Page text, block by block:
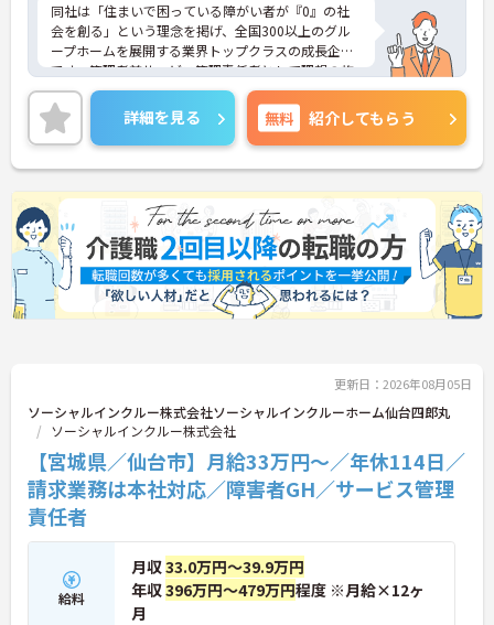
同社は「住まいで困っている障がい者が『0』の社
会を創る」という理念を掲げ、全国300以上のグル
ープホームを展開する業界トップクラスの成長企業
です。管理者兼サービス管理責任者として理想の施
設づくりを担うハイクラスポジションです。本求人
最大の強みは「兼任手当15万円」を含む月給47万円
以上の圧倒的な給与水準と、最新設備が完備された
クリーンな環境です。さらに、管理職の大きな負担
となる「請求・申請業務」を本社の専門部署が一括
対応するため、事務作業に追われることなく、スタ
ッフの採用・育成や個別支援計画の作成に専念でき
ます。年間休日114日、定年70歳という長期就労環
境のもと、プレイングマネージャーとしてご自身の
理想の施設を創り上げながら、将来の幹部候補とし
て大幅な収入アップを実現したい有資格者の方へお
すすめです。
るため、月給47万円台～のスタート！福祉職として
の専門性とマネジメントスキルを、業界トップクラ
スの経済的評価に変えていただけます。
行します。月末の残業地獄から抜け出し、現場スタ
ッフへの丁寧なアドバイスや働きやすい環境づくり
（シフト管理等）に時間を投資できる、理想のマネ
ジメントが叶います。
・年間休日は114日（月9日公休、2月のみ8日）を確
保。 夜勤負担も全施設平均で月0～2回とコントロー
ルされており、管理職であってもオンとオフの切り
替えがしやすい、心身にゆとりを持てる労働環境で
詳細を見る 無料 紹介してもらう
更新日：2026年08月05日
ソーシャルインクルー株式会社ソーシャルインクルーホーム仙台四郎丸
ソーシャルインクルー株式会社
【宮城県／仙台市】月給33万円～／年休114日／
請求業務は本社対応／障害者GH／サービス管理
責任者
給料
月収33.0万円～39.9万円
年収396万円～479万円程度 ※月給×12ヶ
月